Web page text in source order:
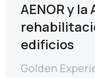
AENOR y la
edificios
Golden